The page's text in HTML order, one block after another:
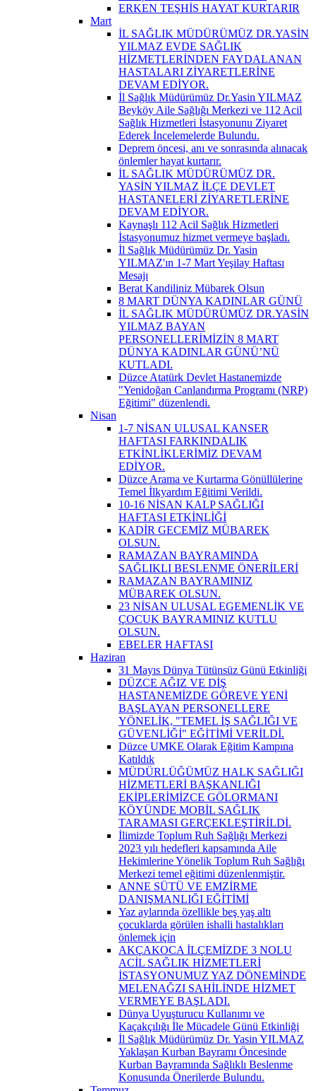
ERKEN TEŞHİS HAYAT KURTARIR
Mart
İL SAĞLIK MÜDÜRÜMÜZ DR.YASİN
YILMAZ EVDE SAĞLIK
HİZMETLERİNDEN FAYDALANAN
HASTALARI ZİYARETLERİNE
DEVAM EDİYOR.
İl Sağlık Müdürümüz Dr.Yasin YILMAZ
Beyköy Aile Sağlığı Merkezi ve 112 Acil
Sağlık Hizmetleri İstasyonunu Ziyaret
Ederek İncelemelerde Bulundu.
Deprem öncesi, anı ve sonrasında alınacak
önlemler hayat kurtarır.
İL SAĞLIK MÜDÜRÜMÜZ DR.
YASİN YILMAZ İLÇE DEVLET
HASTANELERİ ZİYARETLERİNE
DEVAM EDİYOR.
Kaynaşlı 112 Acil Sağlık Hizmetleri
İstasyonumuz hizmet vermeye başladı.
İl Sağlık Müdürümüz Dr. Yasin
YILMAZ'ın 1-7 Mart Yeşilay Haftası
Mesajı
Berat Kandiliniz Mübarek Olsun
8 MART DÜNYA KADINLAR GÜNÜ
İL SAĞLIK MÜDÜRÜMÜZ DR.YASİN
YILMAZ BAYAN
PERSONELLERİMİZİN 8 MART
DÜNYA KADINLAR GÜNÜ’NÜ
KUTLADI.
Düzce Atatürk Devlet Hastanemizde
"Yenidoğan Canlandırma Programı (NRP)
Eğitimi" düzenlendi.
Nisan
1-7 NİSAN ULUSAL KANSER
HAFTASI FARKINDALIK
ETKİNLİKLERİMİZ DEVAM
EDİYOR.
Düzce Arama ve Kurtarma Gönüllülerine
Temel İlkyardım Eğitimi Verildi.
10-16 NİSAN KALP SAĞLIĞI
HAFTASI ETKİNLİĞİ
KADİR GECEMİZ MÜBAREK
OLSUN.
RAMAZAN BAYRAMINDA
SAĞLIKLI BESLENME ÖNERİLERİ
RAMAZAN BAYRAMINIZ
MÜBAREK OLSUN.
23 NİSAN ULUSAL EGEMENLİK VE
ÇOCUK BAYRAMINIZ KUTLU
OLSUN.
EBELER HAFTASI
Haziran
31 Mayıs Dünya Tütünsüz Günü Etkinliği
DÜZCE AĞIZ VE DİŞ
HASTANEMİZDE GÖREVE YENİ
BAŞLAYAN PERSONELLERE
YÖNELİK, "TEMEL İŞ SAĞLIĞI VE
GÜVENLİĞİ" EĞİTİMİ VERİLDİ.
Düzce UMKE Olarak Eğitim Kampına
Katıldık
MÜDÜRLÜĞÜMÜZ HALK SAĞLIĞI
HİZMETLERİ BAŞKANLIĞI
EKİPLERİMİZCE GÖLORMANI
KÖYÜNDE MOBİL SAĞLIK
TARAMASI GERÇEKLEŞTİRİLDİ.
İlimizde Toplum Ruh Sağlığı Merkezi
2023 yılı hedefleri kapsamında Aile
Hekimlerine Yönelik Toplum Ruh Sağlığı
Merkezi temel eğitimi düzenlenmiştir.
ANNE SÜTÜ VE EMZİRME
DANIŞMANLIĞI EĞİTİMİ
Yaz aylarında özellikle beş yaş altı
çocuklarda görülen ishalli hastalıkları
önlemek için
AKÇAKOCA İLÇEMİZDE 3 NOLU
ACİL SAĞLIK HİZMETLERİ
İSTASYONUMUZ YAZ DÖNEMİNDE
MELENAĞZI SAHİLİNDE HİZMET
VERMEYE BAŞLADI.
Dünya Uyuşturucu Kullanımı ve
Kaçakçılığı İle Mücadele Günü Etkinliği
İl Sağlık Müdürümüz Dr. Yasin YILMAZ
Yaklaşan Kurban Bayramı Öncesinde
Kurban Bayramında Sağlıklı Beslenme
Konusunda Önerilerde Bulundu.